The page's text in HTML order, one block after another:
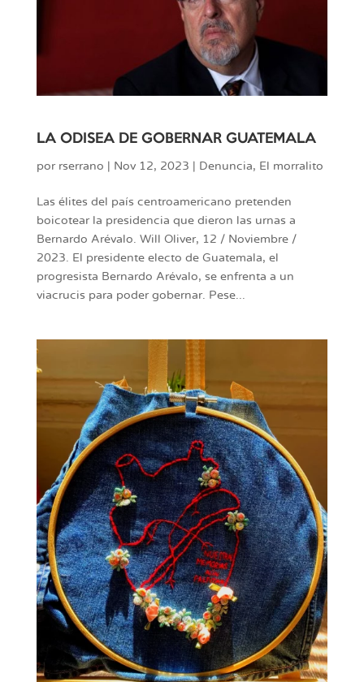
LA ODISEA DE GOBERNAR GUATEMALA
por rserrano Nov 12, 2023 Denuncia, El morralito
Las élites del país centroamericano pretenden
boicotear la presidencia que dieron las urnas a
Bernardo Arévalo. Will Oliver, 12 / Noviembre /
2023. El presidente electo de Guatemala, el
progresista Bernardo Arévalo, se enfrenta a un
viacrucis para poder gobernar. Pese...